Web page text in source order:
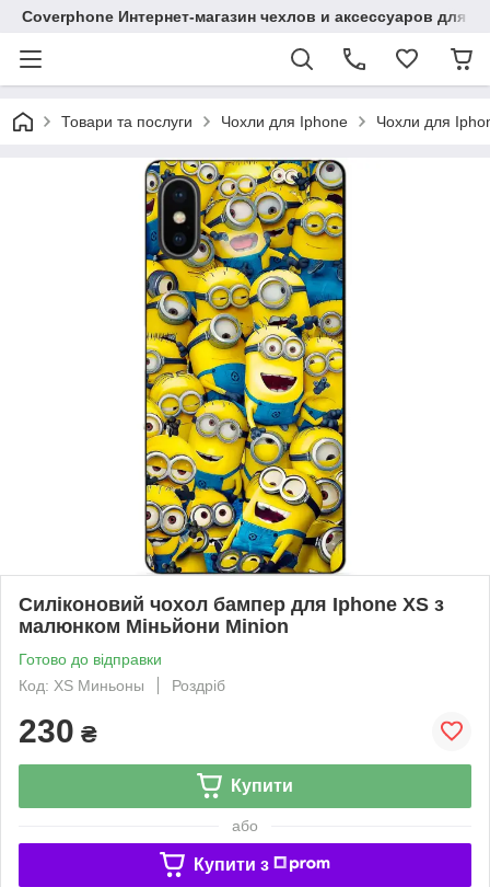
Coverphone Интернет-магазин чехлов и аксессуаров для
Товари та послуги Чохли для Iphone Чохли для
Силіконовий чохол бампер для Iphone XS з
малюнком Міньйони Minion
Готово до відправки
Код: XS Миньоны
Роздріб
230 ₴
Купити
або
Купити з